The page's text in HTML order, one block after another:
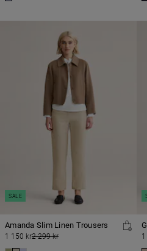
Amanda Slim Linen Trousers
1 150 kr2 299 kr
SALE